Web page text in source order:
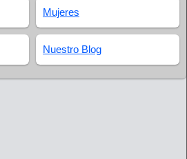
Mujeres
Nuestro Blog